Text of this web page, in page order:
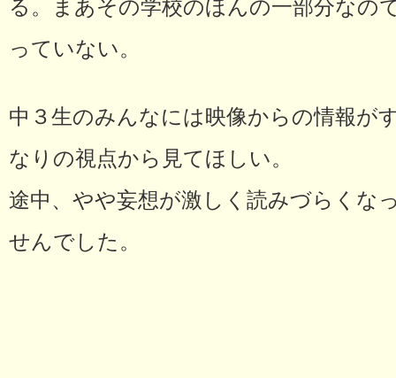
る。まあその学校のほんの一部分なの
っていない。
中３生のみんなには映像からの情報が
なりの視点から見てほしい。
途中、やや妄想が激しく読みづらくな
せんでした。